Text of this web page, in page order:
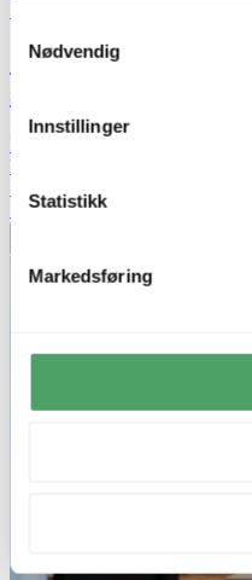
Samtykkevalg
Nødvendig
Innstillinger
Statistikk
Markedsføring
Carmen taklampe
smoke
kr 2 499,-
kr 4 999,-
50%